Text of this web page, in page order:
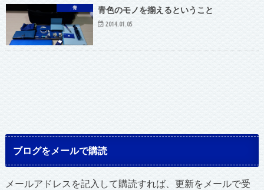
青 青色のモノを揃えるということ
2014.01.05
ブログをメールで購読
メールアドレスを記入して購読すれば、更新をメールで受